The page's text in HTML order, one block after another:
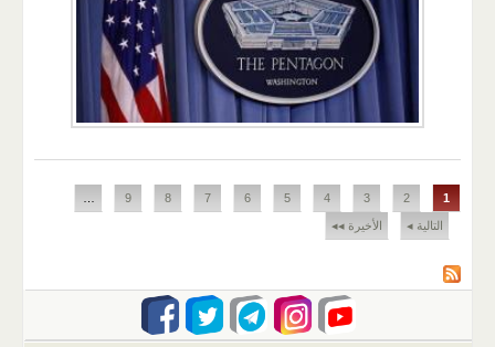
الصفحات
1
2
3
4
5
6
7
8
9
التالية ◂ الأخيرة ◂◂